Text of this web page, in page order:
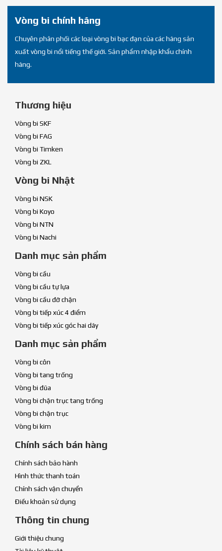
Vòng bi chính hãng
Chuyên phân phối các loại vòng bi bạc đạn của các hãng sản
xuất vòng bi nổi tiếng thế giới. Sản phẩm nhập khẩu chính
hãng.
Thương hiệu
Vòng bi SKF
Vòng bi FAG
Vòng bi Timken
Vòng bi ZKL
Vòng bi Nhật
Vòng bi NSK
Vòng bi Koyo
Vòng bi NTN
Vòng bi Nachi
Danh mục sản phẩm
Vòng bi cầu
Vòng bi cầu tự lựa
Vòng bi cầu đỡ chặn
Vòng bi tiếp xúc 4 điểm
Vòng bi tiếp xúc góc hai dãy
Danh mục sản phẩm
Vòng bi côn
Vòng bi tang trống
Vòng bi đũa
Vòng bi chặn trục tang trống
Vòng bi chặn trục
Vòng bi kim
Chính sách bán hàng
Chính sách bảo hành
Hình thức thanh toán
Chính sách vận chuyển
Điều khoản sử dụng
Thông tin chung
Giới thiệu chung